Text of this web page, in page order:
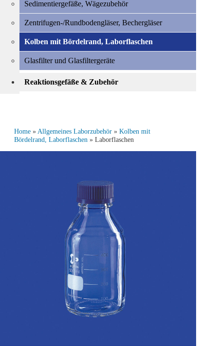
Home»Allgemeines Laborzubehör» Kolben mit
Bördelrand, Laborflaschen» Laborflaschen
Sedimentiergefäße, Wägezubehör
Zentrifugen-/­Rundbodengläser, Bechergläser
Kolben mit Bördelrand, Laborflaschen
Glasfilter und Glasfiltergeräte
Reaktionsgefäße & Zubehör